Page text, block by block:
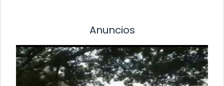
Anuncios